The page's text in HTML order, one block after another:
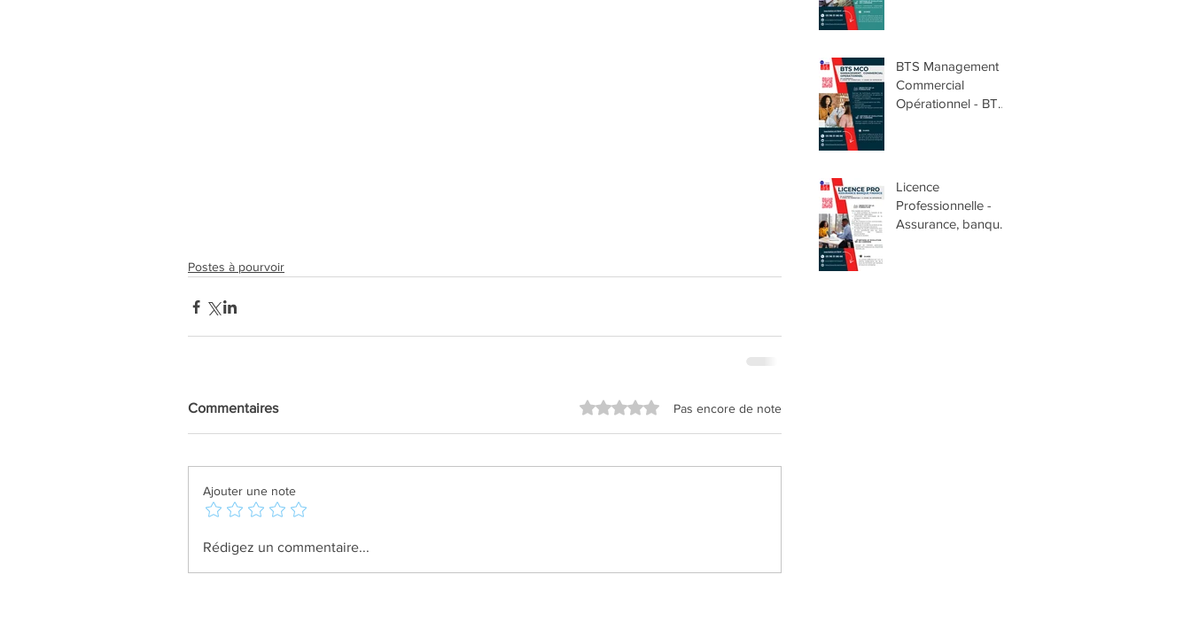
Postes à pourvoir
Commentaires Noté 0 étoile sur 5.Pas encore de note
Ajouter une note
Rédigez un commentaire...
BTS Management
Commercial
Opérationnel - BTS
Licence
Professionnelle -
Assurance, banque,